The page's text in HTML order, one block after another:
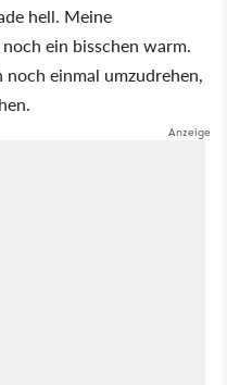
hell. Meine
ein bisschen warm.
einmal umzudrehen,